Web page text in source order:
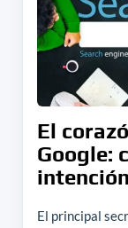
El
Google:
El principal